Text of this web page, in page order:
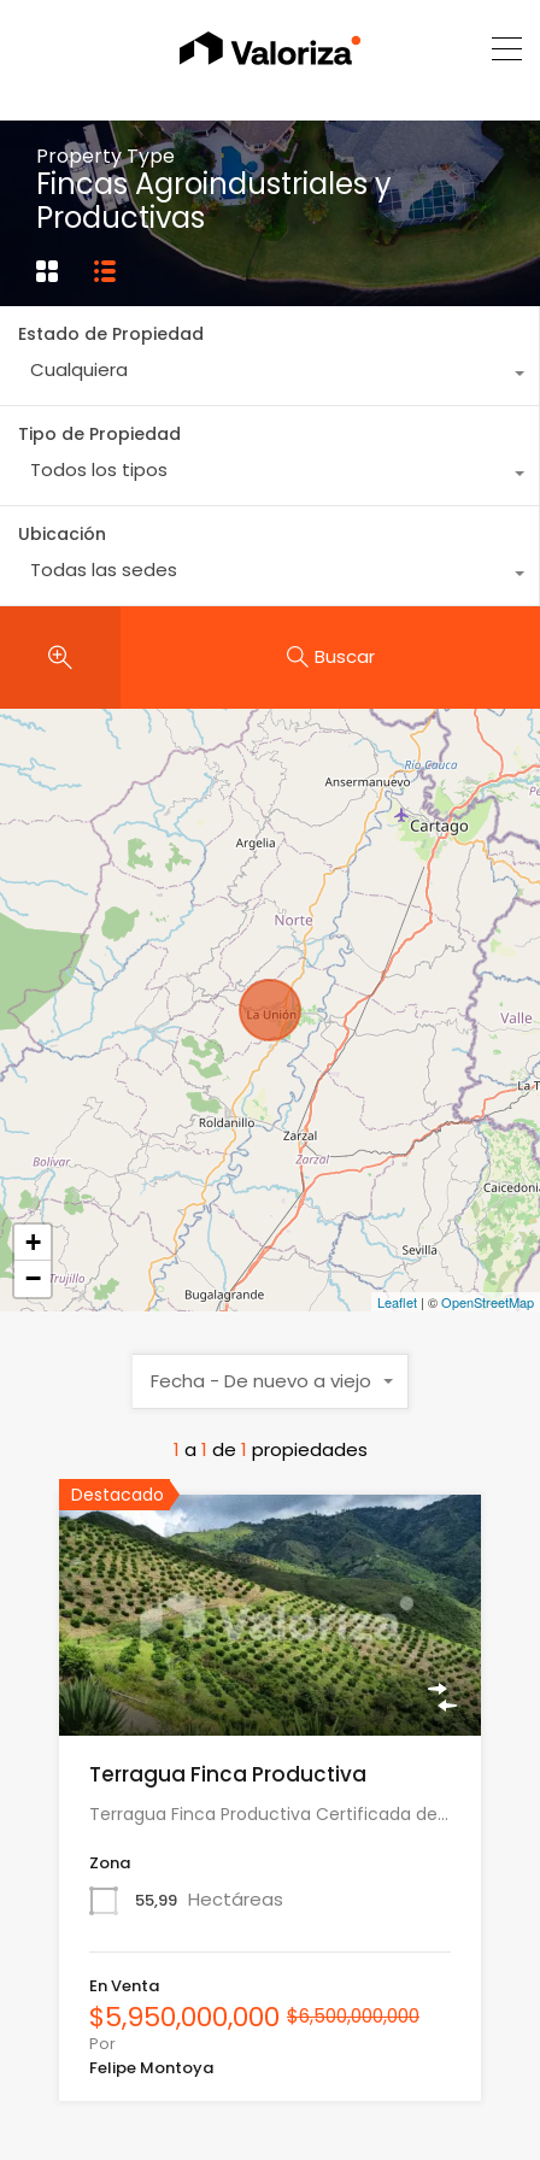
Property Type
Fincas Agroindustriales y
Productivas
Estado de Propiedad
Cualquiera
Tipo de Propiedad
Todos los tipos
Ubicación
Todas las sedes
Buscar
+
−
Leaflet | ©OpenStreetMap
1 a 1 de 1 propiedades
Fecha - De nuevo a viejo
Destacado
Terragua Finca Productiva
Terragua Finca Productiva Certificada de…
Zona
55,99 Hectáreas
En Venta
$5,950,000,000 $6,500,000,000
Por
Felipe Montoya